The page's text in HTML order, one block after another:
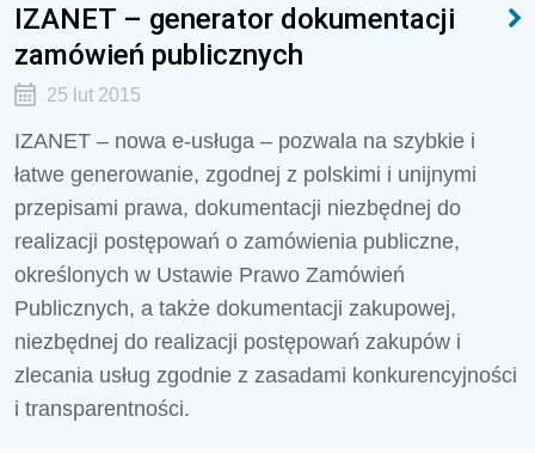
IZANET – generator dokumentacji
zamówień publicznych
25 lut 2015
IZANET – nowa e-usługa – pozwala na szybkie i
łatwe generowanie, zgodnej z polskimi i unijnymi
przepisami prawa, dokumentacji niezbędnej do
realizacji postępowań o zamówienia publiczne,
określonych w Ustawie Prawo Zamówień
Publicznych, a także dokumentacji zakupowej,
niezbędnej do realizacji postępowań zakupów i
zlecania usług zgodnie z zasadami konkurencyjności
i transparentności.